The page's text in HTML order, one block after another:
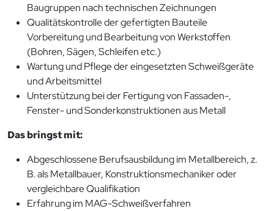
Baugruppen nach technischen Zeichnungen
Qualitätskontrolle der gefertigten Bauteile
Vorbereitung und Bearbeitung von Werkstoffen
(Bohren, Sägen, Schleifen etc.)
Wartung und Pflege der eingesetzten Schweißgeräte
und Arbeitsmittel
Unterstützung bei der Fertigung von Fassaden-,
Fenster- und Sonderkonstruktionen aus Metall
Das bringst mit:
Abgeschlossene Berufsausbildung im Metallbereich, z.
B. als Metallbauer, Konstruktionsmechaniker oder
vergleichbare Qualifikation
Erfahrung im MAG-Schweißverfahren